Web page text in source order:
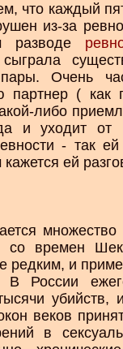
что каждый
из-за
разводе
сыграла
Очень
партнер ( как
либо
и уходит от
- так ей
ей
множество
со времен
редким, и
В России
убийств,
веков
в